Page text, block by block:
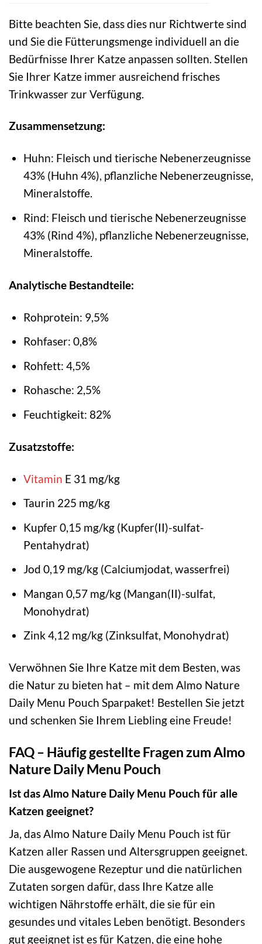
Bitte beachten Sie, dass dies nur Richtwerte sind
und Sie die Fütterungsmenge individuell an die
Bedürfnisse Ihrer Katze anpassen sollten. Stellen
Sie Ihrer Katze immer ausreichend frisches
Trinkwasser zur Verfügung.
Zusammensetzung:
Huhn: Fleisch und tierische Nebenerzeugnisse
43% (Huhn 4%), pflanzliche Nebenerzeugnisse,
Mineralstoffe.
Rind: Fleisch und tierische Nebenerzeugnisse
43% (Rind 4%), pflanzliche Nebenerzeugnisse,
Mineralstoffe.
Analytische Bestandteile:
Rohprotein: 9,5%
Rohfaser: 0,8%
Rohfett: 4,5%
Rohasche: 2,5%
Feuchtigkeit: 82%
Zusatzstoffe:
Vitamin E 31 mg/kg
Taurin 225 mg/kg
Kupfer 0,15 mg/kg (Kupfer(II)-sulfat-
Pentahydrat)
Jod 0,19 mg/kg (Calciumjodat, wasserfrei)
Mangan 0,57 mg/kg (Mangan(II)-sulfat,
Monohydrat)
Zink 4,12 mg/kg (Zinksulfat, Monohydrat)
Verwöhnen Sie Ihre Katze mit dem Besten, was
die Natur zu bieten hat – mit dem Almo Nature
Daily Menu Pouch Sparpaket! Bestellen Sie jetzt
und schenken Sie Ihrem Liebling eine Freude!
FAQ – Häufig gestellte Fragen zum Almo
Nature Daily Menu Pouch
Ist das Almo Nature Daily Menu Pouch für alle
Katzen geeignet?
Ja, das Almo Nature Daily Menu Pouch ist für
Katzen aller Rassen und Altersgruppen geeignet.
Die ausgewogene Rezeptur und die natürlichen
Zutaten sorgen dafür, dass Ihre Katze alle
wichtigen Nährstoffe erhält, die sie für ein
gesundes und vitales Leben benötigt. Besonders
gut geeignet ist es für Katzen, die eine hohe